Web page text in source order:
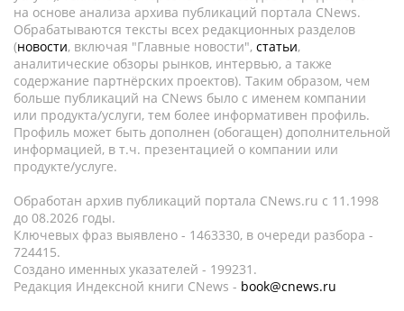
на основе анализа архива публикаций портала CNews.
Обрабатываются тексты всех редакционных разделов
(новости, включая "Главные новости", статьи,
аналитические обзоры рынков, интервью, а также
содержание партнёрских проектов). Таким образом, чем
больше публикаций на CNews было с именем компании
или продукта/услуги, тем более информативен профиль.
Профиль может быть дополнен (обогащен) дополнительной
информацией, в т.ч. презентацией о компании или
продукте/услуге.
Обработан архив публикаций портала CNews.ru c 11.1998
до 08.2026 годы.
Ключевых фраз выявлено - 1463330, в очереди разбора -
724415.
Создано именных указателей - 199231.
Редакция Индексной книги CNews - book@cnews.ru